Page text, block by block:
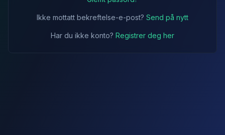
Ikke mottatt bekreftelse-e-post? Send på nytt
Har du ikke konto? Registrer deg her